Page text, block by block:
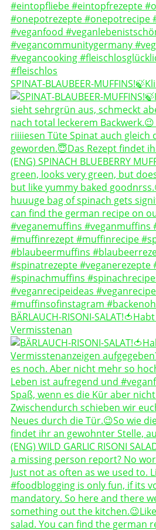
SPINAT-BLAUBEER-
BÄRLAUCH-RISONI-
Vermisstenan